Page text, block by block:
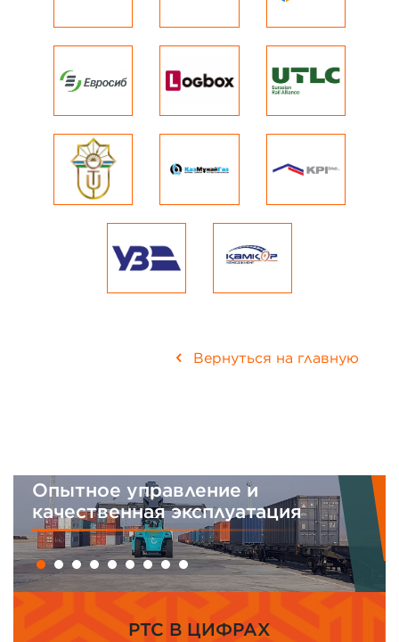
Вернуться на главную
Опытное управление и
качественная эксплуатация
PTC В ЦИФРАХ